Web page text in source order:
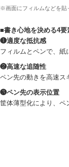
※画面にフィルムなどを貼
■書き心地を決める4要
❶適度な抵抗感
フィルムとペンで、紙
❷高速な追随性
ペン先の動きを高速ス
❸ペン先の表示位置
筐体薄型化により、ペ